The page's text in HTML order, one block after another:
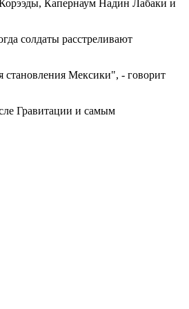
Капернаум Надин Лабаки и
солдаты расстреливают
становления Мексики", - говорит
Гравитации и самым